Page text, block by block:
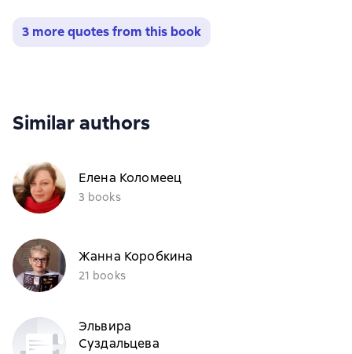
3 more quotes from this book
Similar authors
Елена Коломеец
3 books
Жанна Коробкина
21 books
Эльвира
Суздальцева